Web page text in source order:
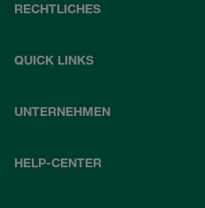
RECHTLICHES
QUICK LINKS
UNTERNEHMEN
HELP-CENTER